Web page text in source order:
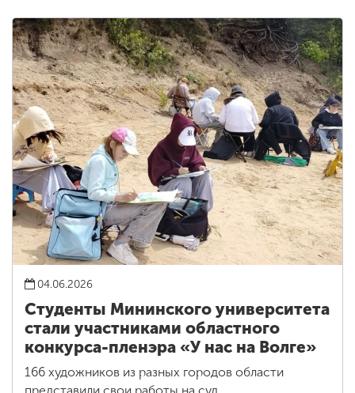
04.06.2026
Студенты Мининского университета
стали участниками областного
конкурса-пленэра «У нас на Волге»
166 художников из разных городов области